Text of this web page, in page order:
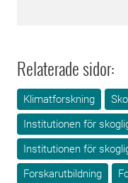
Relaterade sidor:
Klimatforskning
Institutionen för
Institutionen för
Forskarutbildning